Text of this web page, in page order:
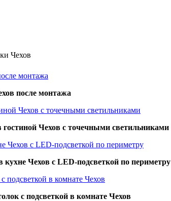
Чехов
после монтажа
Чехов с точечными светильниками
Чехов с LED-подсветкой по периметру
с подсветкой в комнате Чехов